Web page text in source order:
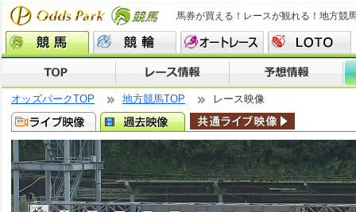
馬券が買える！レースが観れる！地方競
オッズパークTOP 地方競馬TOP レース映像